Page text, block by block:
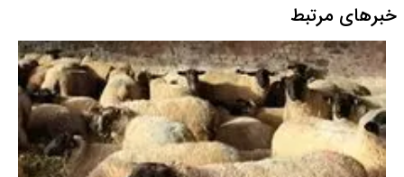
خبرهای مرتبط